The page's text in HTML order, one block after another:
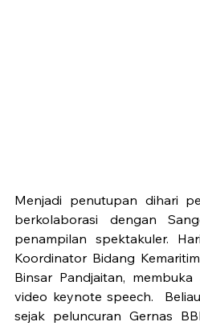
Menjadi penutupan dihari
berkolaborasi dengan
penampilan spektakuler.
Koordinator Bidang
Binsar Pandjaitan,
video keynote speech.
sejak peluncuran Gernas